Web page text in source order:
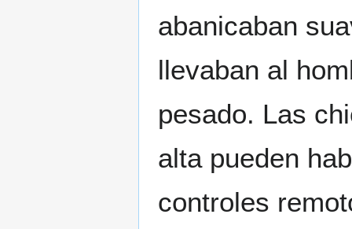
abanicaban
llevaban al
pesado. Las
alta pueden
controles